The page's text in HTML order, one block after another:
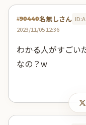
#90440名無しさん
2023/11/05 12:36
わかる人がすごい
なの？w